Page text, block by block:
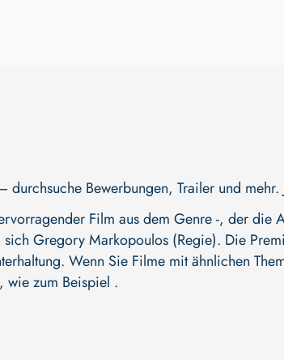
durchsuche Bewerbungen, Trailer und
Film aus dem Genre -, der die
sich Gregory Markopoulos (Regie). Die
Wenn Sie Filme mit ähnlichen
wie zum Beispiel .